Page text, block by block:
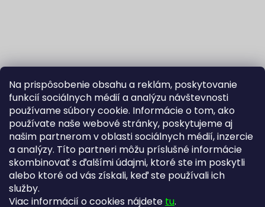
Na prispôsobenie obsahu a reklám, poskytovanie
funkcií sociálnych médií a analýzu návštevnosti
používame súbory cookie. Informácie o tom, ako
používate naše webové stránky, poskytujeme aj
našim partnerom v oblasti sociálnych médií, inzercie
a analýzy. Títo partneri môžu príslušné informácie
skombinovať s ďalšími údajmi, ktoré ste im poskytli
alebo ktoré od vás získali, keď ste používali ich
služby.
Viac informácií o cookies nájdete tu.
Sledovať na Instagrame
Fortuna Aurum na Heureka.sk